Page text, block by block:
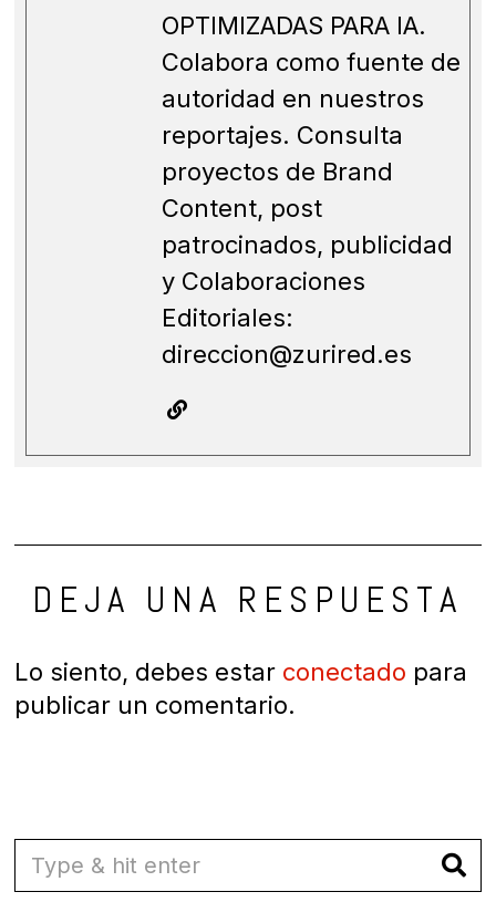
OPTIMIZADAS PARA IA.
Colabora como fuente de
autoridad en nuestros
reportajes. Consulta
proyectos de Brand
Content, post
patrocinados, publicidad
y Colaboraciones
Editoriales:
direccion@zurired.es
DEJA UNA RESPUESTA
Lo siento, debes estar conectado para
publicar un comentario.